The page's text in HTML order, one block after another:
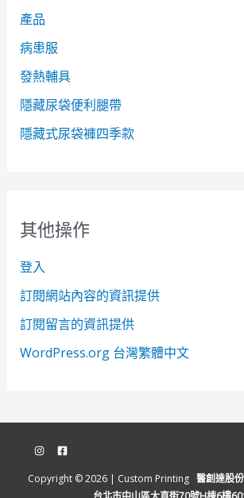
產品
病患服
發熱輔具
隱藏尿袋便利腿帶
隱藏式尿袋褲四季款
其他操作
登入
訂閱網站內容的資訊提供
訂閱留言的資訊提供
WordPress.org 台灣繁體中文
Copyright © 2026 | Custom Printing 醫創達股